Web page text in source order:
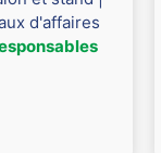
d'affaires